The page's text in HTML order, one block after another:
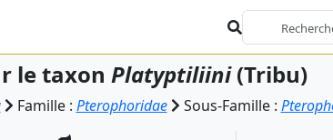
le taxon Platyptiliini(Tribu)
Famille : Pterophoridae Sous-Famille :